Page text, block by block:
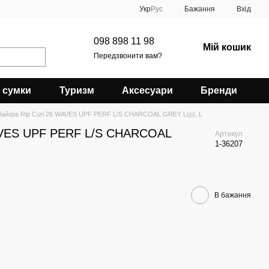
УкрРус Бажання Вхід
098 898 11 98
Передзвонити вам?
Мій кошик
сумки Туризм Аксесуари Бренди
Rip Curl 26 WAVES UPF PERF L/S CHARCOAL GREY L(р), L
UPF PERF L/S CHARCOAL
Артикул
1-36207
В бажання